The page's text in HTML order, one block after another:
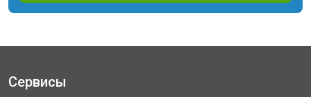
Сервисы